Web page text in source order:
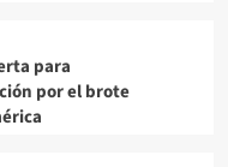
para
por el brote